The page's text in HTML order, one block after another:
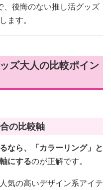
、後悔のない推し活グッズ
ます。
ズ大人の比較ポイン
の比較軸
なら、「カラーリング」と
にするのが正解です。
気の高いデザイン系アイテ